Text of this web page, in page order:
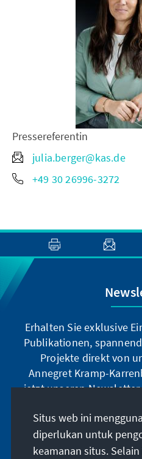
Pressereferentin
julia.berger@kas.de
+49 30 26996-3272
Erhalten Sie exklusive
Publikationen,
Projekte direkt von
Annegret Kramp-
jetzt unseren
Jetzt
Situs web ini
diperlukan untuk
keamanan situs.